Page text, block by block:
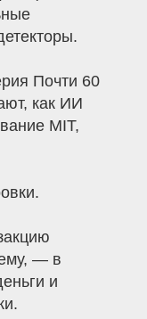
Почти 60
как ИИ
MIT,
— в
и